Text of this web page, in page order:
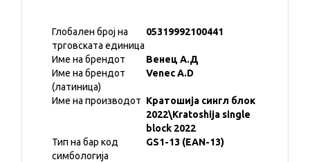
Глобален број на
трговската единица
05319992100441
Име на брендот
Венец А.Д
Име на брендот
(латиница)
Venec A.D
Име на производот Кратошија сингл блок
2022\Kratoshija single
block 2022
Тип на бар код
симбологија
GS1-13 (EAN-13)